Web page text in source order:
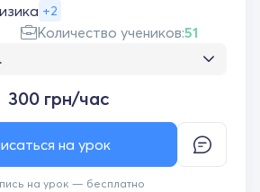
+2
Количество учеников:51
репетитору! Моя дитина з
Репетитор завжди
підхід, уважно прислухається до
і допомагає розкривати
Уроки проходять в дружній та
300 грн/час
на урок — бесплатно
на урок